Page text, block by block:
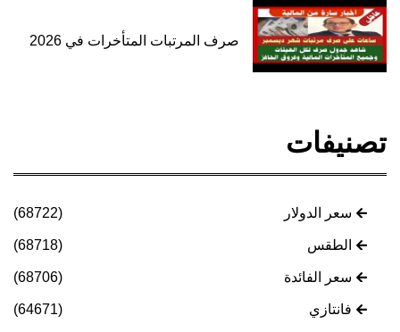
صرف المرتبات المتأخرات في 2026
تصنيفات
سعر الدولار (68722)
الطقس (68718)
سعر الفائدة (68706)
فانتازي (64671)